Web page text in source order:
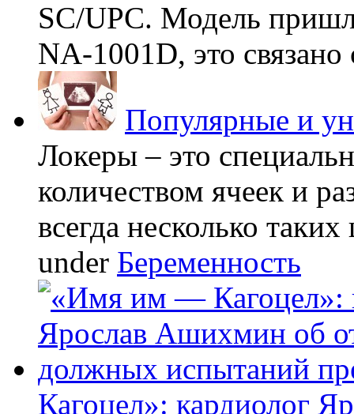
SC/UPC. Модель
NA-1001D, это связано
Популярные и
Локеры – это
количеством ячеек и
всегда несколько
under Беременность
Кагоцел»: кардиолог